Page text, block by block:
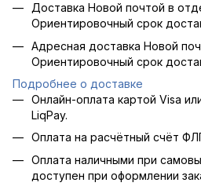
Доставка Новой почтой в
Ориентировочный срок
Адресная доставка Новой
Ориентировочный срок
Подробнее о доставке
Онлайн-оплата картой Visa
LiqPay.
Оплата на расчётный счёт
Оплата наличными при
доступен при оформлении